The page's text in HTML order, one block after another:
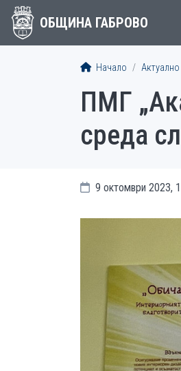
ОБЩИНА ГАБРОВО
Начало Актуално
ПМГ
среда
9 октомври 2023,